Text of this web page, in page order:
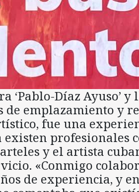
‘Pablo-Díaz Ayuso’
de emplazamiento y
fue una
existen profesionales
y el artista
«Conmigo
de experiencia, y